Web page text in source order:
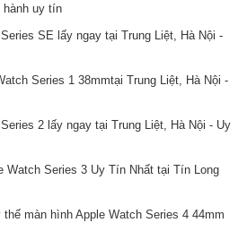
uy tín
SE lấy ngay tại Trung Liệt, Hà Nội -
Series 1 38mmtại Trung Liệt, Hà Nội -
2 lấy ngay tại Trung Liệt, Hà Nội - Uy
Watch Series 3 Uy Tín Nhất tại Tín Long
màn hình Apple Watch Series 4 44mm